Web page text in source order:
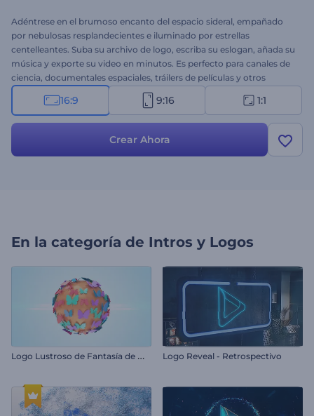
Adéntrese en el brumoso encanto del espacio sideral, empañado
por nebulosas resplandecientes e iluminado por estrellas
centelleantes. Suba su archivo de logo, escriba su eslogan, añada su
música y exporte su video en minutos. Es perfecto para canales de
ciencia, documentales espaciales, tráilers de películas y otros
proyectos cinematográficos. ¿Listo para probar?
16:9 9:16 1:1
Crear Ahora
En la categoría de Intros y Logos
L
ogo Lustroso de Fantasía de Mariposa Logo Reveal - Retrospectivo